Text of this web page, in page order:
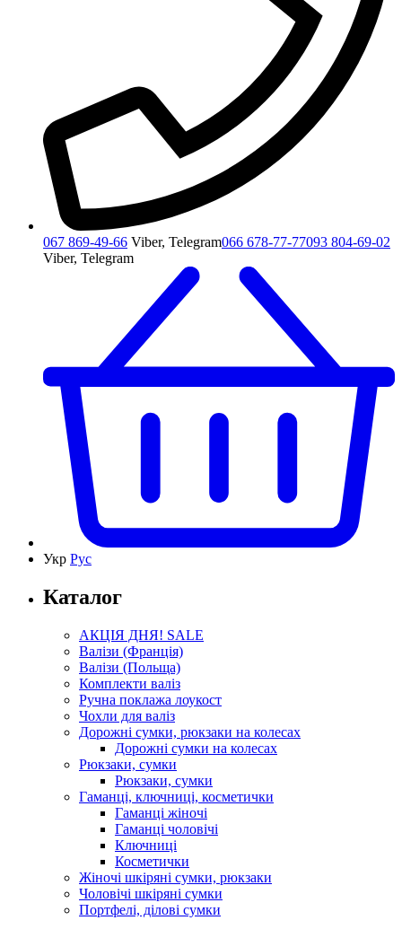
067 869-49-66 Viber, Telegram066 678-77-77093 804-69-02
Viber, Telegram
Укр Рус
Каталог
АКЦІЯ ДНЯ! SALE
Валізи (Франція)
Валізи (Польща)
Комплекти валіз
Ручна поклажа лоукост
Чохли для валіз
Дорожні сумки, рюкзаки на колесах
Дорожні сумки на колесах
Рюкзаки, сумки
Рюкзаки, сумки
Гаманці, ключниці, косметички
Гаманці жіночі
Гаманці чоловічі
Ключниці
Косметички
Жіночі шкіряні сумки, рюкзаки
Чоловічі шкіряні сумки
Портфелі, ділові сумки